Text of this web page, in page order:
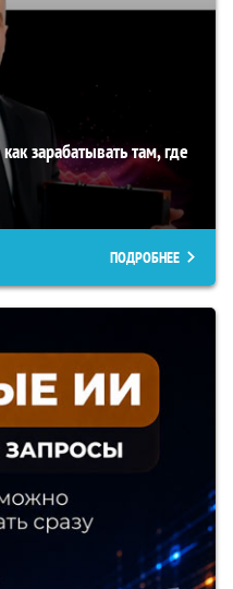
зарабатывать там, где
ПОДРОБНЕЕ